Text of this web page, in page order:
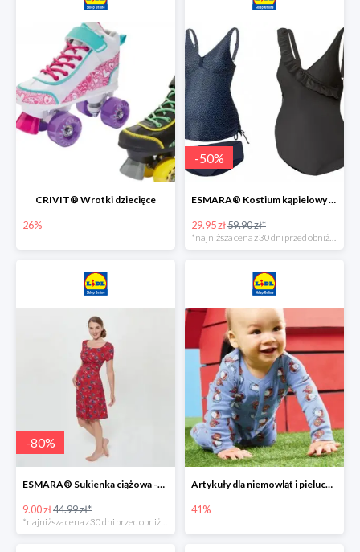
CRIVIT® Wrotki dziecięce
26%
-50%
ESMARA® Kostium kąpielowy ciążowy lub tankini ciążowe -50%
29.95 zł59.90 zł*
-80%
ESMARA® Sukienka ciążowa -79%
9.00 zł44.99 zł*
Artykuły dla niemowląt i pieluchy w Lidlu Online do -41%
41%